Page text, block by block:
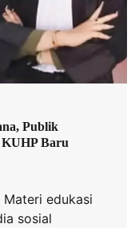
Publik
Baru
edukasi
sosial